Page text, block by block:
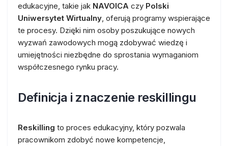
edukacyjne, takie jak NAVOICA czy Polski
Uniwersytet Wirtualny, oferują programy wspierające
te procesy. Dzięki nim osoby poszukujące nowych
wyzwań zawodowych mogą zdobywać wiedzę i
umiejętności niezbędne do sprostania wymaganiom
współczesnego rynku pracy.
Definicja i znaczenie reskillingu
Reskilling to proces edukacyjny, który pozwala
pracownikom zdobyć nowe kompetencje,